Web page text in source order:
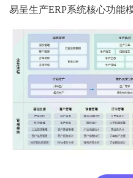
易呈生产ERP系统核心功能